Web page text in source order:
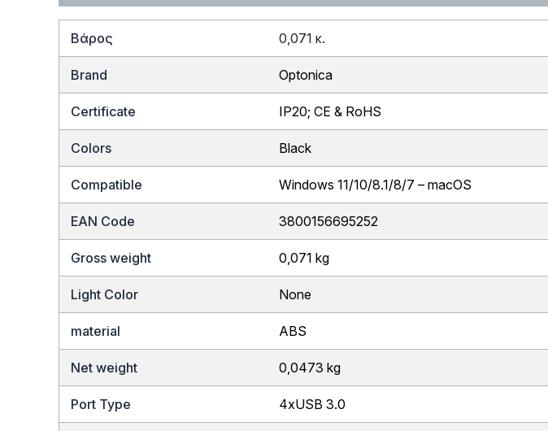
Βάρος 0,071 κ.
Brand Optonica
Certificate IP20; CE & RoHS
Colors Black
Compatible Windows 11/10/8.1/8/7 – macOS
EAN Code 3800156695252
Gross weight 0,071 kg
Light Color None
material ABS
Net weight 0,0473 kg
Port Type 4xUSB 3.0